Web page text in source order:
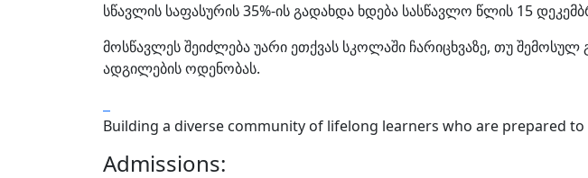
სწავლის საფასურის 35%-ის გადახდა ხდება სასწავლო წლის 15
მოსწავლეს შეიძლება უარი ეთქვას სკოლაში ჩარიცხვაზე, თუ
ადგილების ოდენობას.
Building a diverse community of lifelong learners who are prepared
Admissions: